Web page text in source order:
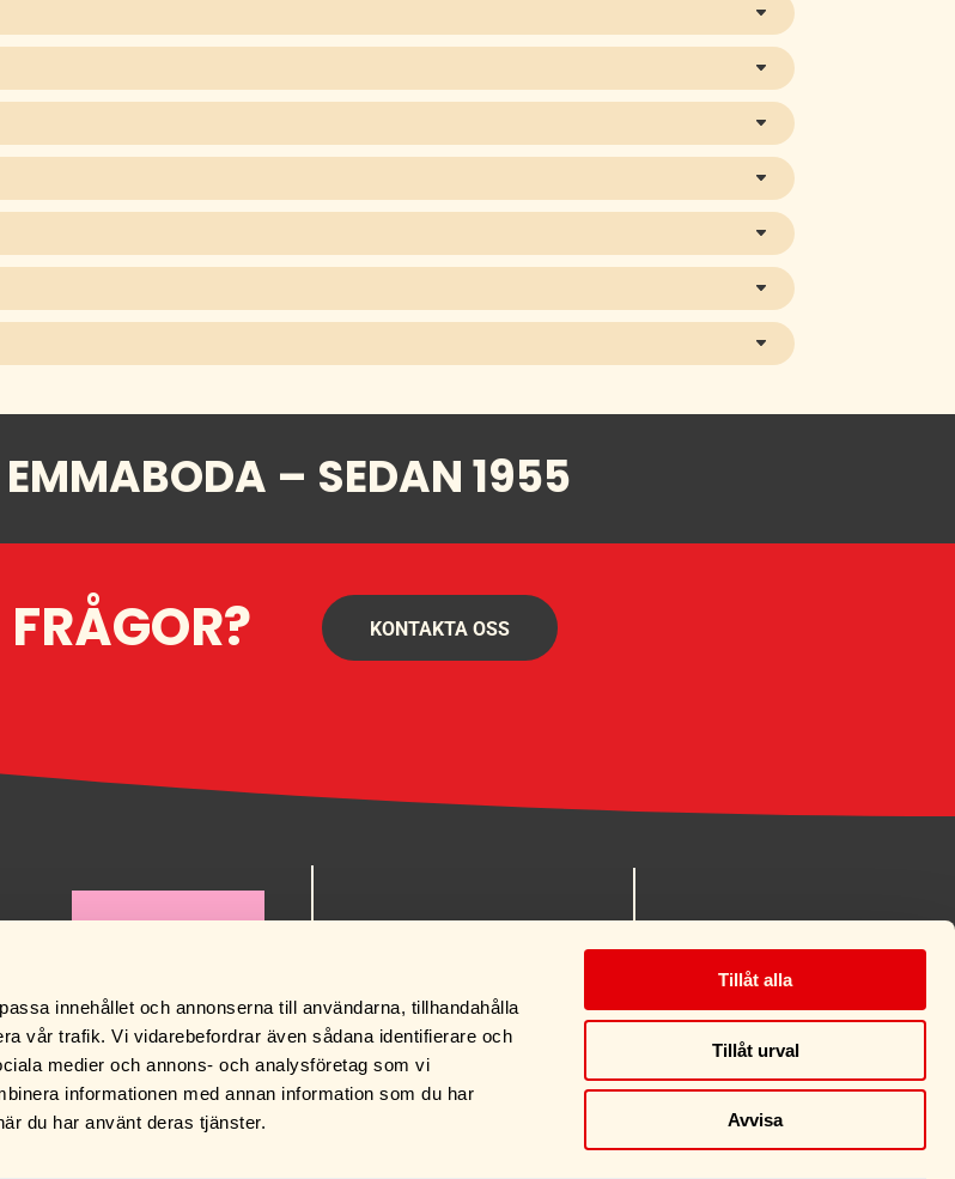
innehållet och annonserna till användarna, tillhandahålla
vår trafik. Vi vidarebefordrar även sådana identifierare och
medier och annons- och analysföretag som vi
informationen med annan information som du har
du har använt deras tjänster.
Tillåt alla
Tillåt urval
Avvisa
– SEDAN 1955
KONTAKTA OSS
order@runes.se
MITT KONTO
KÖPVILLKOR
OM OSS
KONTAKT